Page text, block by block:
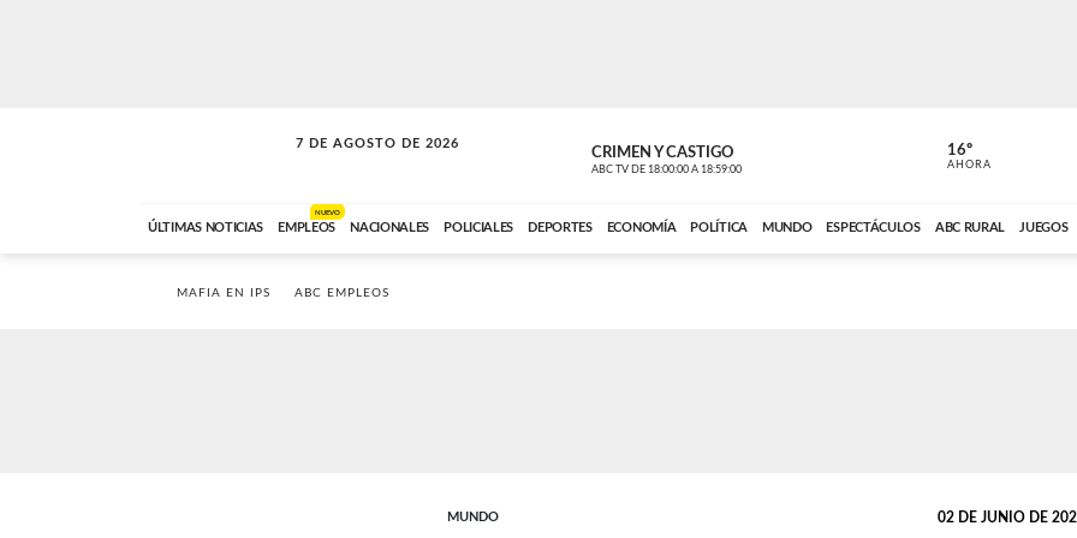
7 DE AGOSTO DE 2026
SOLO MÚSICA CRIMEN Y CASTIGO
ABC TV DE 18:00:00 A 18:59:00 ABC CARDINAL
16º
AHORA
ÚLTIMAS NOTICIAS EMPLEOS
NUEVO
NACIONALES POLICIALES DEPORTES ECONOMÍA POLÍTICA MUNDO ESPECTÁCULOS ABC RURAL JUEGOS
MAFIA EN IPS ABC EMPLEOS
MUNDO 02 DE JUNIO DE